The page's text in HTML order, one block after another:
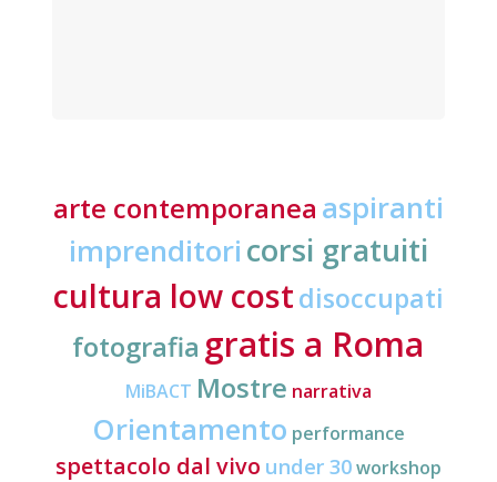
arte contemporanea aspiranti
imprenditori corsi gratuiti
cultura low costdisoccupati
fotografia gratis a Roma
MiBACT Mostre narrativa
Orientamento performance
spettacolo dal vivo under 30workshop